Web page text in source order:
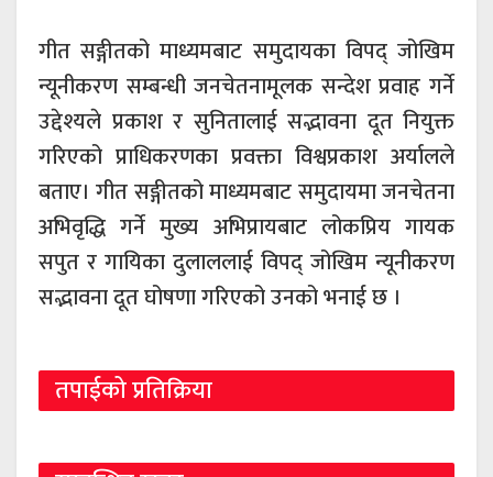
गीत सङ्गीतको माध्यमबाट समुदायका विपद् जोखिम
न्यूनीकरण सम्बन्धी जनचेतनामूलक सन्देश प्रवाह गर्ने
उद्देश्यले प्रकाश र सुनितालाई सद्भावना दूत नियुक्त
गरिएको प्राधिकरणका प्रवक्ता विश्वप्रकाश अर्यालले
बताए। गीत सङ्गीतको माध्यमबाट समुदायमा जनचेतना
अभिवृद्धि गर्ने मुख्य अभिप्रायबाट लोकप्रिय गायक
सपुत र गायिका दुलाललाई विपद् जोखिम न्यूनीकरण
सद्भावना दूत घोषणा गरिएको उनको भनाई छ ।
तपाईको प्रतिक्रिया